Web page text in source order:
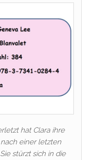
hat Clara ihre
einer letzten
stürzt sich in die